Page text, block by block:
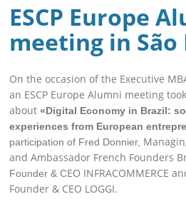
ESCP Europe
meeting in São
On the occasion of the Executive
an ESCP Europe Alumni meeting
about«Digital Economy in Brazil:
experiences from European
participation of Fred Donnier,
and Ambassador French Founders
Founder & C​EO INFRACOMMERCE
Founder ​​& CEO LOGGI.